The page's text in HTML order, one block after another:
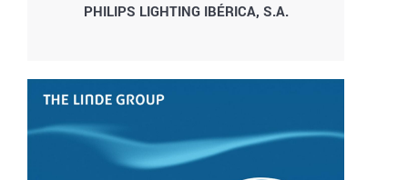
PHILIPS LIGHTING IBÉRICA, S.A.